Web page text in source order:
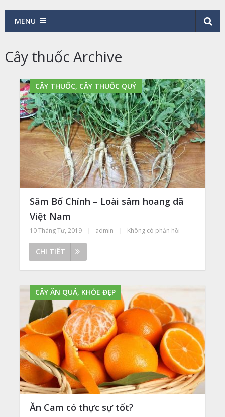
MENU
Cây thuốc Archive
CÂY THUỐC, CÂY THUỐC QUÝ
Sâm Bố Chính – Loài sâm hoang dã
Việt Nam
10 Tháng Tư, 2019 admin Không có phản hồi
CHI TIẾT
CÂY ĂN QUẢ, KHỎE ĐẸP
Ăn Cam có thực sự tốt?